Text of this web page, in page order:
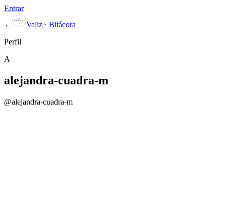
Entrar
←
Valiz · Bitácora
Perfil
A
alejandra-cuadra-m
@alejandra-cuadra-m